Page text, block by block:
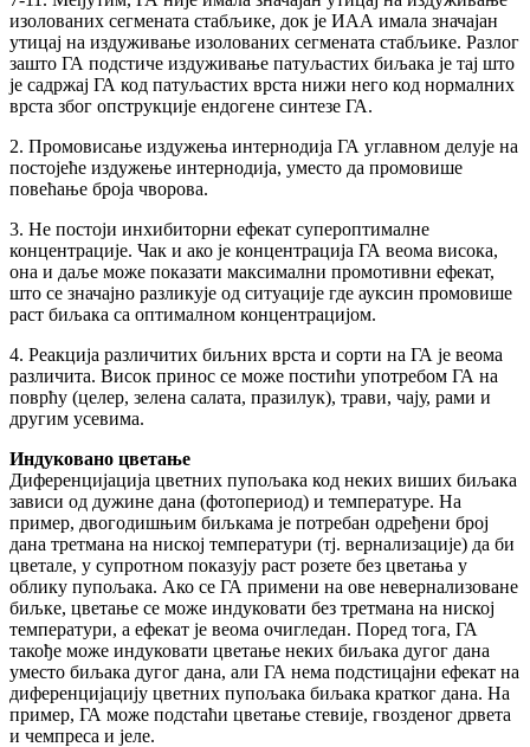
изолованих сегмената стабљике, док је ИАА имала значајан
утицај на издуживање изолованих сегмената стабљике. Разлог
зашто ГА подстиче издуживање патуљастих биљака је тај што
је садржај ГА код патуљастих врста нижи него код нормалних
врста због опструкције ендогене синтезе ГА.
2. Промовисање издужења интернодија ГА углавном делује на
постојеће издужење интернодија, уместо да промовише
повећање броја чворова.
3. Не постоји инхибиторни ефекат супероптималне
концентрације. Чак и ако је концентрација ГА веома висока,
она и даље може показати максимални промотивни ефекат,
што се значајно разликује од ситуације где ауксин промовише
раст биљака са оптималном концентрацијом.
4. Реакција различитих биљних врста и сорти на ГА је веома
различита. Висок принос се може постићи употребом ГА на
поврћу (целер, зелена салата, празилук), трави, чају, рами и
другим усевима.
Индуковано цветање
Диференцијација цветних пупољака код неких виших биљака
зависи од дужине дана (фотопериод) и температуре. На
пример, двогодишњим биљкама је потребан одређени број
дана третмана на ниској температури (тј. вернализације) да би
цветале, у супротном показују раст розете без цветања у
облику пупољака. Ако се ГА примени на ове невернализоване
биљке, цветање се може индуковати без третмана на ниској
температури, а ефекат је веома очигледан. Поред тога, ГА
такође може индуковати цветање неких биљака дугог дана
уместо биљака дугог дана, али ГА нема подстицајни ефекат на
диференцијацију цветних пупољака биљака кратког дана. На
пример, ГА може подстаћи цветање стевије, гвозденог дрвета
и чемпреса и јеле.